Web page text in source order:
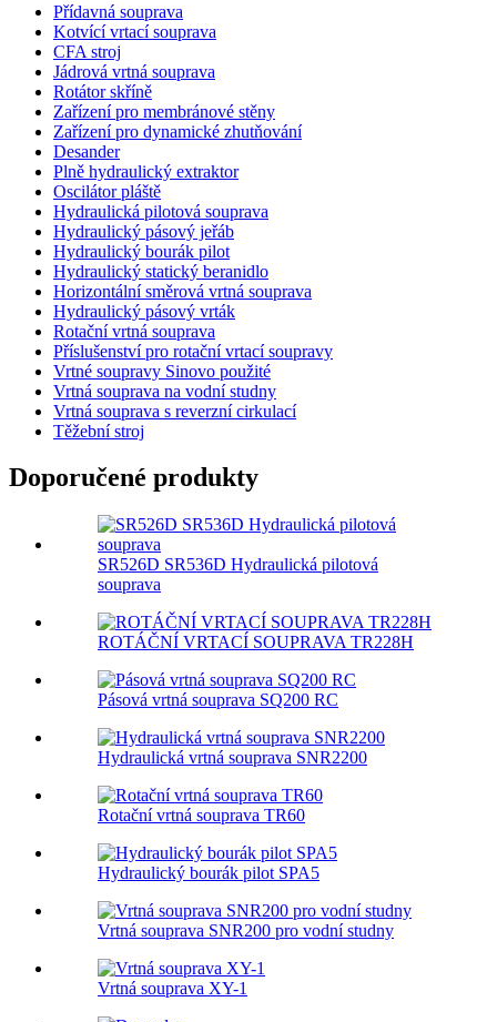
Přídavná souprava
Kotvící vrtací souprava
CFA stroj
Jádrová vrtná souprava
Rotátor skříně
Zařízení pro membránové stěny
Zařízení pro dynamické zhutňování
Desander
Plně hydraulický extraktor
Oscilátor pláště
Hydraulická pilotová souprava
Hydraulický pásový jeřáb
Hydraulický bourák pilot
Hydraulický statický beranidlo
Horizontální směrová vrtná souprava
Hydraulický pásový vrták
Rotační vrtná souprava
Příslušenství pro rotační vrtací soupravy
Vrtné soupravy Sinovo použité
Vrtná souprava na vodní studny
Vrtná souprava s reverzní cirkulací
Těžební stroj
Doporučené produkty
SR526D SR536D Hydraulická pilotová
souprava
ROTÁČNÍ VRTACÍ SOUPRAVA TR228H
Pásová vrtná souprava SQ200 RC
Hydraulická vrtná souprava SNR2200
Rotační vrtná souprava TR60
Hydraulický bourák pilot SPA5
Vrtná souprava SNR200 pro vodní studny
Vrtná souprava XY-1